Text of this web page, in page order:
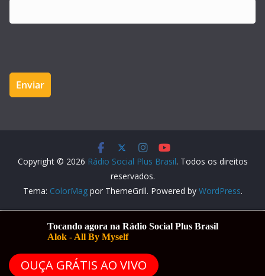
Copyright © 2026 Rádio Social Plus Brasil. Todos os direitos
reservados.
Tema: ColorMagpor ThemeGrill. Powered by WordPress.
OUÇA GRÁTIS AO VIVO